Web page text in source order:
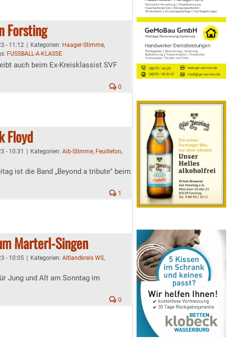
Forsting
- 11:12 Kategorien: Haager-Stimme,
FUSSBALL-A-KLASSE
auch beim Ex-Kreisklassist SVF
0
Floyd
- 10:31 Kategorien: Aib-Stimme, Feuilleton,
ist die Band „Beyond a tribute" beim
1
Marterl-Singen
- 10:05 Kategorien: Altlandkreis WS,
Jung und Alt am Sonntag im
0